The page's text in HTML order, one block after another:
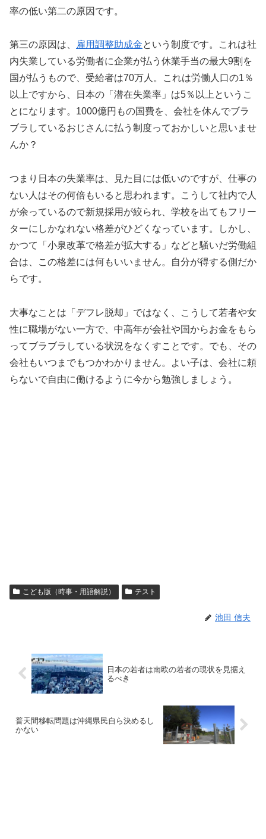
率の低い第二の原因です。
第三の原因は、 雇用調整助成金という制度です。これは社
内失業している労働者に企業が払う休業手当の最大9割を
国が払うもので、受給者は70万人。これは労働人口の1％
以上ですから、日本の「潜在失業率」は5％以上というこ
とになります。1000億円もの国費を、会社を休んでブラ
ブラしているおじさんに払う制度っておかしいと思いませ
んか？
つまり日本の失業率は、見た目には低いのですが、仕事の
ない人はその何倍もいると思われます。こうして社内で人
が余っているので新規採用が絞られ、学校を出てもフリー
ターにしかなれない格差がひどくなっています。しかし、
かつて「小泉改革で格差が拡大する」などと騒いだ労働組
合は、この格差には何もいいません。自分が得する側だか
らです。
大事なことは「デフレ脱却」ではなく、こうして若者や女
性に職場がない一方で、中高年が会社や国からお金をもら
ってブラブラしている状況をなくすことです。でも、その
会社もいつまでもつかわかりません。よい子は、会社に頼
らないで自由に働けるように今から勉強しましょう。
こども版（時事・用語解説） テスト
池田 信夫
日本の若者は南欧の若者の現状を見据え
るべき
普天間移転問題は沖縄県民自ら決めるし
かない